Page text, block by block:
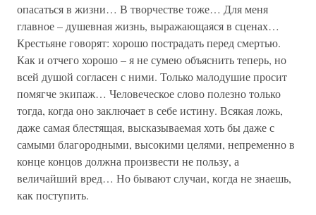
опасаться в жизни… В творчестве тоже… Для меня
главное – душевная жизнь, выражающаяся в сценах…
Крестьяне говорят: хорошо пострадать перед смертью.
Как и отчего хорошо – я не сумею объяснить теперь, но
всей душой согласен с ними. Только малодушие просит
помягче экипаж… Человеческое слово полезно только
тогда, когда оно заключает в себе истину. Всякая ложь,
даже самая блестящая, высказываемая хоть бы даже с
самыми благородными, высокими целями, непременно в
конце концов должна произвести не пользу, а
величайший вред… Но бывают случаи, когда не знаешь,
как поступить.